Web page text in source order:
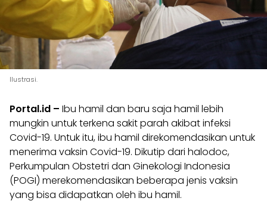
Ilustrasi.
Portal.id – Ibu hamil dan baru saja hamil lebih
mungkin untuk terkena sakit parah akibat infeksi
Covid-19. Untuk itu, ibu hamil direkomendasikan untuk
menerima vaksin Covid-19. Dikutip dari halodoc,
Perkumpulan Obstetri dan Ginekologi Indonesia
(POGI) merekomendasikan beberapa jenis vaksin
yang bisa didapatkan oleh ibu hamil.